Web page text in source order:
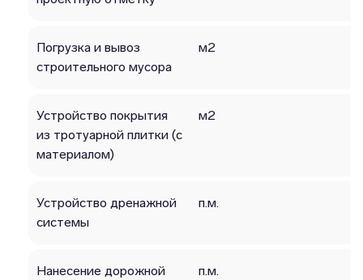
Погрузка и вывоз
строительного мусора
м2
Устройство покрытия
из тротуарной плитки (с
материалом)
м2
Устройство дренажной
системы
п.м.
Нанесение дорожной
п.м.